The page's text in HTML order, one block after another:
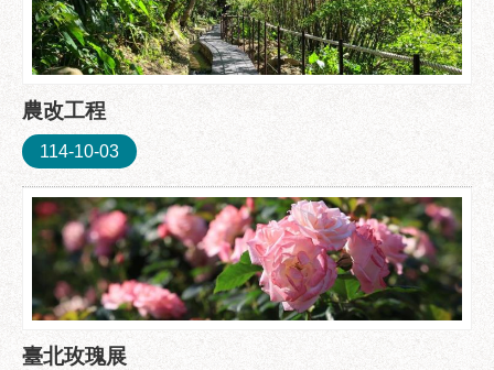
農改工程
114-10-03
臺北玫瑰展